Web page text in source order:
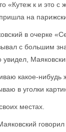
«Кутеж к и это с
на
в очерке
с большим
увидел,
какое-нибудь
в уголки
местах.